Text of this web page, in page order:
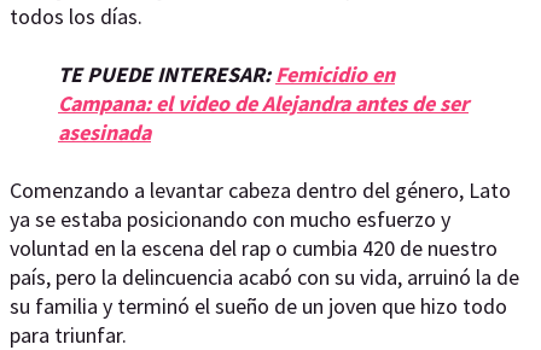
todos los días.
TE PUEDE INTERESAR:Femicidio en
Campana: el video de Alejandra antes de ser
asesinada
Comenzando a levantar cabeza dentro del género, Lato
ya se estaba posicionando con mucho esfuerzo y
voluntad en la escena del rap o cumbia 420 de nuestro
país, pero la delincuencia acabó con su vida, arruinó la de
su familia y terminó el sueño de un joven que hizo todo
para triunfar.